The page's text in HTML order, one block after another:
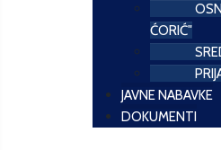
ĆORIĆ"
JAVNE NABAVKE
DOKUMENTI